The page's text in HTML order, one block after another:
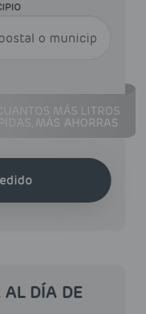
CUANTOS MÁS LITROS
MÁS AHORRAS
AL DÍA DE